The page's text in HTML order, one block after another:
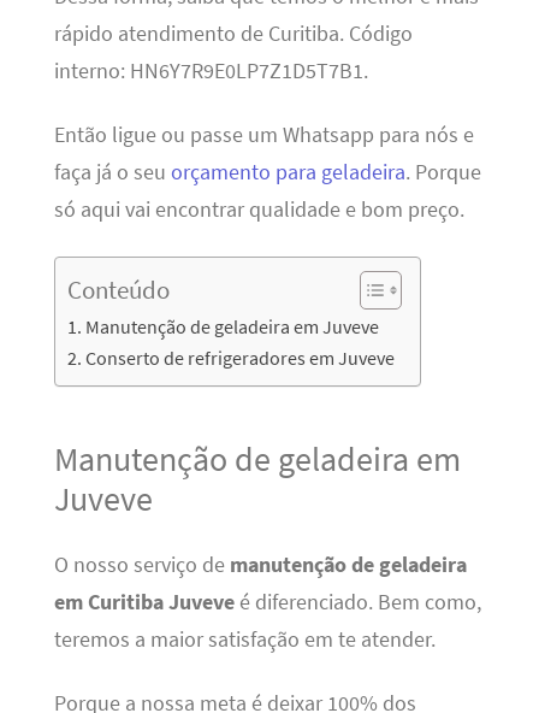
rápido atendimento de Curitiba. Código
interno: HN6Y7R9E0LP7Z1D5T7B1.
Então ligue ou passe um Whatsapp para nós e
faça já o seu orçamento para geladeira. Porque
só aqui vai encontrar qualidade e bom preço.
Conteúdo
Manutenção de geladeira em Juveve
Conserto de refrigeradores em Juveve
Manutenção de geladeira em
Juveve
O nosso serviço de manutenção de geladeira
em Curitiba Juveveé diferenciado. Bem como,
teremos a maior satisfação em te atender.
Porque a nossa meta é deixar 100% dos